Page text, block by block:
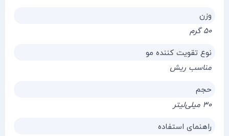
وزن
۵۰ گرم
نوع تقویت کننده مو
مناسب ریش
حجم
۳۰ میلی‌لیتر
راهنمای استفاده